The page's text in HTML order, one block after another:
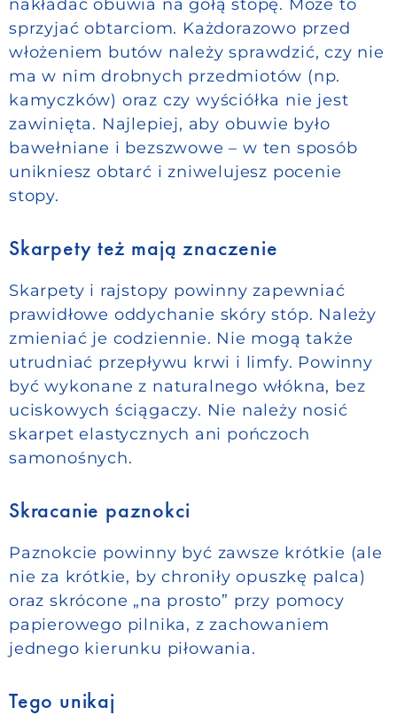
nakładać obuwia na gołą stopę. Może to
sprzyjać obtarciom. Każdorazowo przed
włożeniem butów należy sprawdzić, czy nie
ma w nim drobnych przedmiotów (np.
kamyczków) oraz czy wyściółka nie jest
zawinięta. Najlepiej, aby obuwie było
bawełniane i bezszwowe – w ten sposób
unikniesz obtarć i zniwelujesz pocenie
stopy.
Skarpety też mają znaczenie
Skarpety i rajstopy powinny zapewniać
prawidłowe oddychanie skóry stóp. Należy
zmieniać je codziennie. Nie mogą także
utrudniać przepływu krwi i limfy. Powinny
być wykonane z naturalnego włókna, bez
uciskowych ściągaczy. Nie należy nosić
skarpet elastycznych ani pończoch
samonośnych.
Skracanie paznokci
Paznokcie powinny być zawsze krótkie (ale
nie za krótkie, by chroniły opuszkę palca)
oraz skrócone „na prosto” przy pomocy
papierowego pilnika, z zachowaniem
jednego kierunku piłowania.
Tego unikaj